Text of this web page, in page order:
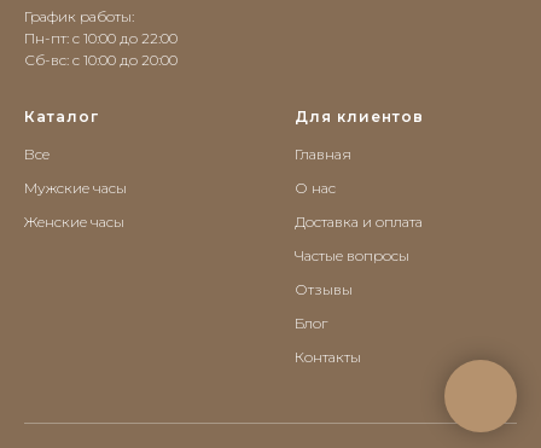
График работы:
Пн-пт: с 10:00 до 22:00
Сб-вс: c 10:00 до 20:00
Каталог
Все
Мужские часы
Женские часы
Для клиентов
Главная
О нас
Доставка и оплата
Частые вопросы
Отзывы
Блог
Контакты